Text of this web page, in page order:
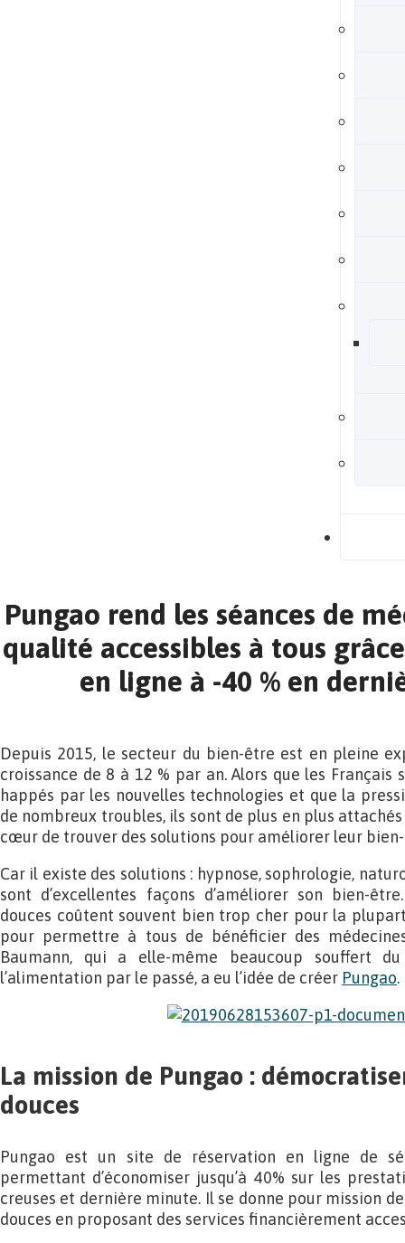
Pungao rend les séances de
qualité accessibles à tous
en ligne à -40 % en
Depuis 2015, le secteur du bien-être est en pleine
croissance de 8 à 12 % par an. Alors que les Français
happés par les nouvelles technologies et que la
de nombreux troubles, ils sont de plus en plus
cœur de trouver des solutions pour améliorer leur
Car il existe des solutions : hypnose, sophrologie,
sont d’excellentes façons d’améliorer son bien-
douces coûtent souvent bien trop cher pour la
pour permettre à tous de bénéficier des
Baumann, qui a elle-même beaucoup souffert
l’alimentation par le passé, a eu l’idée de créer Pungao.
La mission de Pungao :
douces
Pungao est un site de réservation en ligne de
permettant d’économiser jusqu’à 40% sur les
creuses et dernière minute. Il se donne pour mission
douces en proposant des services financièrement